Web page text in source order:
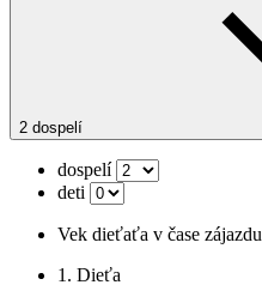
2 dospelí
dospelí
deti
Vek dieťaťa v čase zájazdu
1. Dieťa